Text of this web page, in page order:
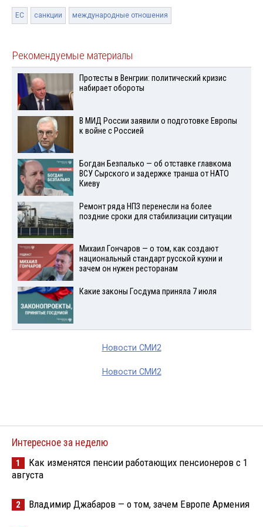
ЕС санкции международные отношения
Рекомендуемые материалы
Протесты в Венгрии: политический кризис
набирает обороты
В МИД России заявили о подготовке Европы
к войне с Россией
Богдан Безпалько — об отставке главкома
ВСУ Сырского и задержке транша от НАТО
Киеву
Ремонт ряда НПЗ перенесли на более
поздние сроки для стабилизации ситуации
Михаил Гончаров — о том, как создают
национальный стандарт русской кухни и
зачем он нужен ресторанам
Какие законы Госдума приняла 7 июля
Новости СМИ2
Новости СМИ2
Интересное за неделю
1
Как изменятся пенсии работающих пенсионеров с 1
августа
2 Владимир Джабаров — о том, зачем Европе Армения